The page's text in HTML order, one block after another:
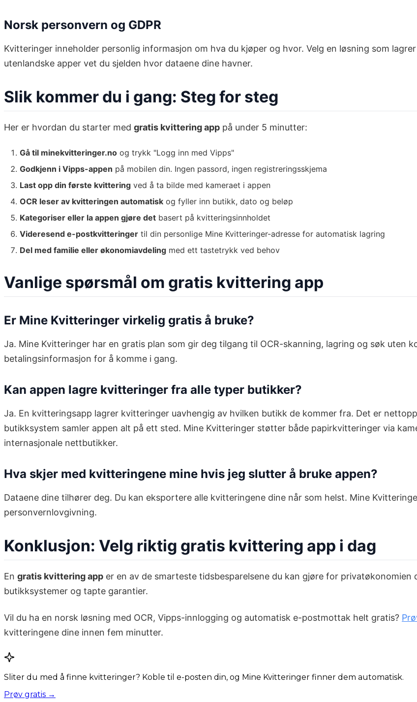
Norsk personvern og GDPR
Kvitteringer inneholder personlig informasjon om hva du kjøper og hvor. Velg en løsning som
utenlandske apper vet du sjelden hvor dataene dine havner.
Slik kommer du i gang: Steg for steg
Her er hvordan du starter med gratis kvittering app på under 5 minutter:
Gå til minekvitteringer.no og trykk "Logg inn med Vipps"
Godkjenn i Vipps-appen på mobilen din. Ingen passord, ingen registreringsskjema
Last opp din første kvittering ved å ta bilde med kameraet i appen
OCR leser av kvitteringen automatisk og fyller inn butikk, dato og beløp
Kategoriser eller la appen gjøre det basert på kvitteringsinnholdet
Videresend e-postkvitteringer til din personlige Mine Kvitteringer-adresse for automatisk lagring
Del med familie eller økonomiavdeling med ett tastetrykk ved behov
Vanlige spørsmål om gratis kvittering app
Er Mine Kvitteringer virkelig gratis å bruke?
Ja. Mine Kvitteringer har en gratis plan som gir deg tilgang til OCR-skanning, lagring og søk uten
betalingsinformasjon for å komme i gang.
Kan appen lagre kvitteringer fra alle typer butikker?
Ja. En kvitteringsapp lagrer kvitteringer uavhengig av hvilken butikk de kommer fra. Det er
butikksystem samler appen alt på ett sted. Mine Kvitteringer støtter både papirkvitteringer via
internasjonale nettbutikker.
Hva skjer med kvitteringene mine hvis jeg slutter å bruke appen?
Dataene dine tilhører deg. Du kan eksportere alle kvitteringene dine når som helst. Mine
personvernlovgivning.
Konklusjon: Velg riktig gratis kvittering app i dag
En gratis kvittering app er en av de smarteste tidsbesparelsene du kan gjøre for
butikksystemer og tapte garantier.
Vil du ha en norsk løsning med OCR, Vipps-innlogging og automatisk e-postmottak helt gratis?
kvitteringene dine innen fem minutter.
Sliter du med å finne kvitteringer? Koble til e-posten din, og Mine Kvitteringer finner dem automatisk.
Prøv gratis →